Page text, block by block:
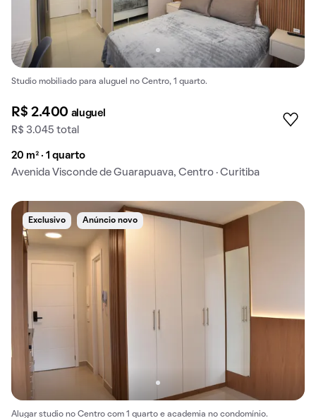
Studio mobiliado para aluguel no Centro, 1 quarto.
R$ 2.400 aluguel
R$ 3.045 total
20 m² · 1 quarto
Avenida Visconde de Guarapuava, Centro · Curitiba
Exclusivo Anúncio novo
Alugar studio no Centro com 1 quarto e academia no condomínio.